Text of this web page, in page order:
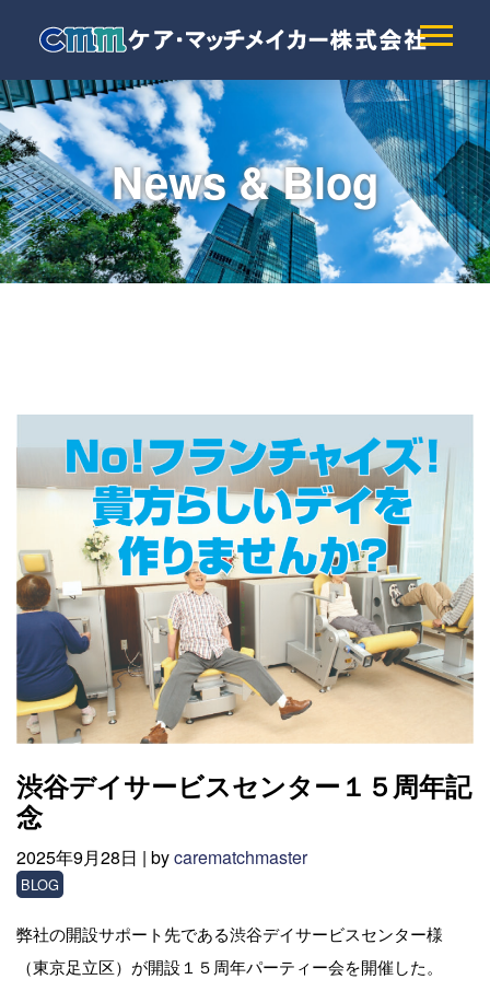
News & Blog
渋谷デイサービスセンター１５周年記
念
2025年9月28日 | bycarematchmaster
BLOG
弊社の開設サポート先である渋谷デイサービスセンター様
（東京足立区）が開設１５周年パーティー会を開催した。